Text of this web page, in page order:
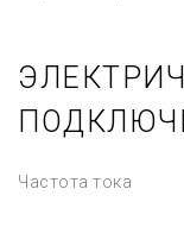
Частота тока